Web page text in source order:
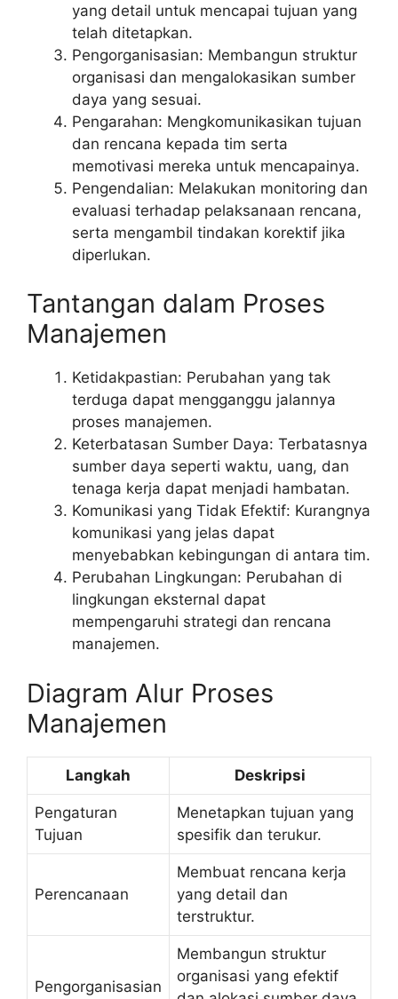
yang detail untuk mencapai tujuan yang
telah ditetapkan.
Pengorganisasian: Membangun struktur
organisasi dan mengalokasikan sumber
daya yang sesuai.
Pengarahan: Mengkomunikasikan tujuan
dan rencana kepada tim serta
memotivasi mereka untuk mencapainya.
Pengendalian: Melakukan monitoring dan
evaluasi terhadap pelaksanaan rencana,
serta mengambil tindakan korektif jika
diperlukan.
Tantangan dalam Proses
Manajemen
Ketidakpastian: Perubahan yang tak
terduga dapat mengganggu jalannya
proses manajemen.
Keterbatasan Sumber Daya: Terbatasnya
sumber daya seperti waktu, uang, dan
tenaga kerja dapat menjadi hambatan.
Komunikasi yang Tidak Efektif: Kurangnya
komunikasi yang jelas dapat
menyebabkan kebingungan di antara tim.
Perubahan Lingkungan: Perubahan di
lingkungan eksternal dapat
mempengaruhi strategi dan rencana
manajemen.
Diagram Alur Proses
Manajemen
Langkah Deskripsi
Pengaturan
Tujuan
Menetapkan tujuan yang
spesifik dan terukur.
Perencanaan
Membuat rencana kerja
yang detail dan
terstruktur.
Pengorganisasian
Membangun struktur
organisasi yang efektif